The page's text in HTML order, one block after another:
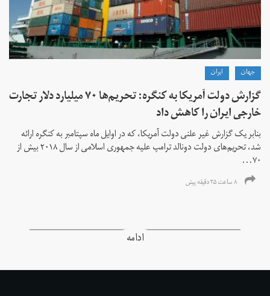
جهان ايران
گزارش دولت آمریکا به کنگره: تحریم‌ها ۷۰ میلیارد دلار تجارت
خارجی ایران را کاهش داد
بنابر یک گزارش غیر علنی دولت آمریکا، که در اوایل ماه سپتامبر به کنگره ارائه
شد، تحریم‌های دولت دونالد ترامپ علیه جمهوری اسلامی از سال ۲۰۱۸ بیش از
۷۰...
۸ ساعت ۲۵ دقیقه پیش
ادامه